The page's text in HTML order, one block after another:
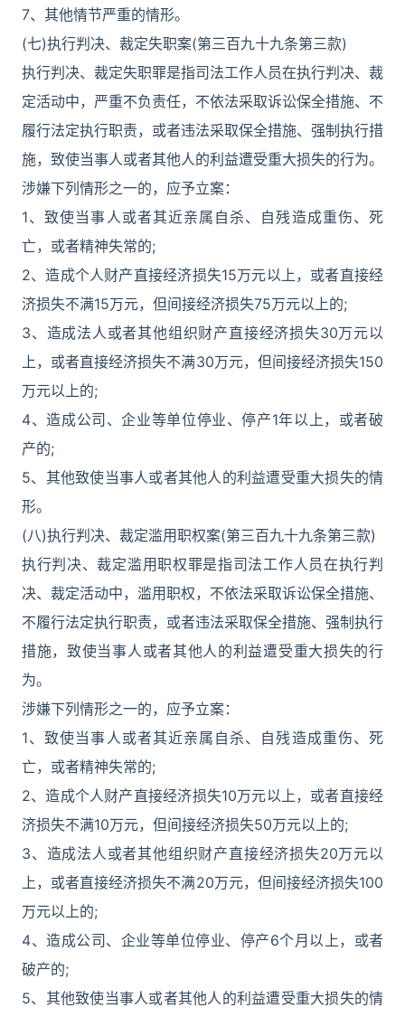
7、其他情节严重的情形。
(七)执行判决、裁定失职案(第三百九十九条第三款)
执行判决、裁定失职罪是指司法工作人员在执行判决、裁
定活动中，严重不负责任，不依法采取诉讼保全措施、不
履行法定执行职责，或者违法采取保全措施、强制执行措
施，致使当事人或者其他人的利益遭受重大损失的行为。
涉嫌下列情形之一的，应予立案：
1、致使当事人或者其近亲属自杀、自残造成重伤、死
亡，或者精神失常的;
2、造成个人财产直接经济损失15万元以上，或者直接经
济损失不满15万元，但间接经济损失75万元以上的;
3、造成法人或者其他组织财产直接经济损失30万元以
上，或者直接经济损失不满30万元，但间接经济损失150
万元以上的;
4、造成公司、企业等单位停业、停产1年以上，或者破
产的;
5、其他致使当事人或者其他人的利益遭受重大损失的情
形。
(八)执行判决、裁定滥用职权案(第三百九十九条第三款)
执行判决、裁定滥用职权罪是指司法工作人员在执行判
决、裁定活动中，滥用职权，不依法采取诉讼保全措施、
不履行法定执行职责，或者违法采取保全措施、强制执行
措施，致使当事人或者其他人的利益遭受重大损失的行
为。
涉嫌下列情形之一的，应予立案：
1、致使当事人或者其近亲属自杀、自残造成重伤、死
亡，或者精神失常的;
2、造成个人财产直接经济损失10万元以上，或者直接经
济损失不满10万元，但间接经济损失50万元以上的;
3、造成法人或者其他组织财产直接经济损失20万元以
上，或者直接经济损失不满20万元，但间接经济损失100
万元以上的;
4、造成公司、企业等单位停业、停产6个月以上，或者
破产的;
5、其他致使当事人或者其他人的利益遭受重大损失的情